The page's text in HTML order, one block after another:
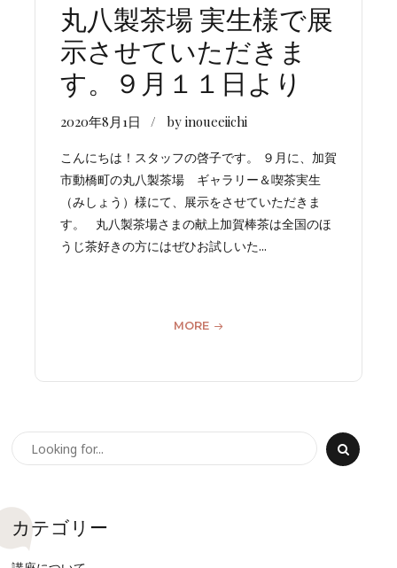
丸八製茶場 実生様で展
示させていただきま
す。９月１１日より
2020年8月1日 by inoueeiichi
こんにちは！スタッフの啓子です。 ９月に、加賀
市動橋町の丸八製茶場 ギャラリー＆喫茶実生
（みしょう）様にて、展示をさせていただきま
す。 丸八製茶場さまの献上加賀棒茶は全国のほ
うじ茶好きの方にはぜひお試しいた...
カテゴリー